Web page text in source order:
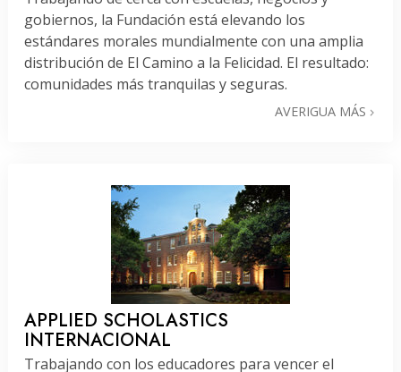
gobiernos, la Fundación está elevando los
estándares morales mundialmente con una amplia
distribución de El Camino a la Felicidad. El resultado:
comunidades más tranquilas y seguras.
AVERIGUA MÁS
APPLIED SCHOLASTICS
INTERNACIONAL
Trabajando con los educadores para vencer el